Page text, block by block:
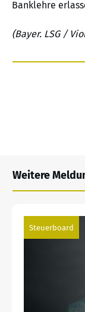
Banklehre
(Bayer. LSG /
Weitere
Steuerboard